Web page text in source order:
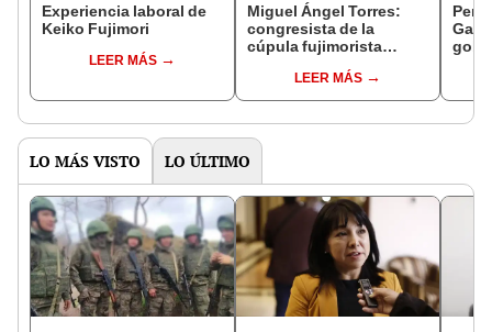
Experiencia laboral de
Keiko Fujimori
LEER MÁS
Miguel Ángel Torres:
congresista de la
cúpula fujimorista
del SenadoLEER MÁS
LO MÁS VISTO LO ÚLTIMO